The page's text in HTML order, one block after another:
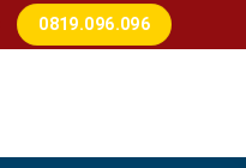
0819.096.096